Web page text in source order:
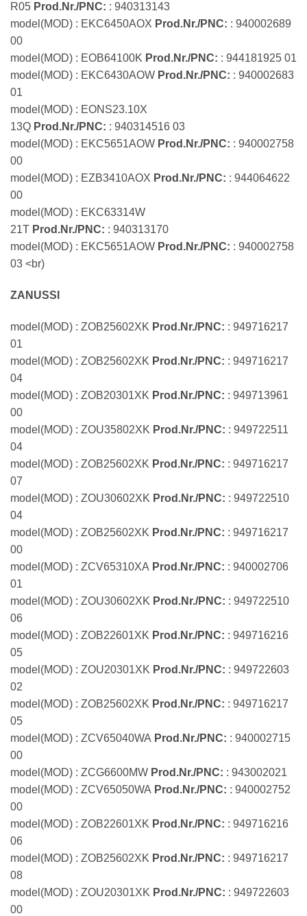
R05 Prod.Nr./PNC: : 940313143
model(MOD) : EKC6450AOX Prod.Nr./PNC: : 940002689
00
model(MOD) : EOB64100K Prod.Nr./PNC: : 944181925 01
model(MOD) : EKC6430AOW Prod.Nr./PNC: : 940002683
01
model(MOD) : EONS23.10X
13Q Prod.Nr./PNC: : 940314516 03
model(MOD) : EKC5651AOW Prod.Nr./PNC: : 940002758
00
model(MOD) : EZB3410AOX Prod.Nr./PNC: : 944064622
00
model(MOD) : EKC63314W
21T Prod.Nr./PNC: : 940313170
model(MOD) : EKC5651AOW Prod.Nr./PNC: : 940002758
03 <br)
ZANUSSI
model(MOD) : ZOB25602XK Prod.Nr./PNC: : 949716217
01
model(MOD) : ZOB25602XK Prod.Nr./PNC: : 949716217
04
model(MOD) : ZOB20301XK Prod.Nr./PNC: : 949713961
00
model(MOD) : ZOU35802XK Prod.Nr./PNC: : 949722511
04
model(MOD) : ZOB25602XK Prod.Nr./PNC: : 949716217
07
model(MOD) : ZOU30602XK Prod.Nr./PNC: : 949722510
04
model(MOD) : ZOB25602XK Prod.Nr./PNC: : 949716217
00
model(MOD) : ZCV65310XA Prod.Nr./PNC: : 940002706
01
model(MOD) : ZOU30602XK Prod.Nr./PNC: : 949722510
06
model(MOD) : ZOB22601XK Prod.Nr./PNC: : 949716216
05
model(MOD) : ZOU20301XK Prod.Nr./PNC: : 949722603
02
model(MOD) : ZOB25602XK Prod.Nr./PNC: : 949716217
05
model(MOD) : ZCV65040WA Prod.Nr./PNC: : 940002715
00
model(MOD) : ZCG6600MW Prod.Nr./PNC: : 943002021
model(MOD) : ZCV65050WA Prod.Nr./PNC: : 940002752
00
model(MOD) : ZOB22601XK Prod.Nr./PNC: : 949716216
06
model(MOD) : ZOB25602XK Prod.Nr./PNC: : 949716217
08
model(MOD) : ZOU20301XK Prod.Nr./PNC: : 949722603
00